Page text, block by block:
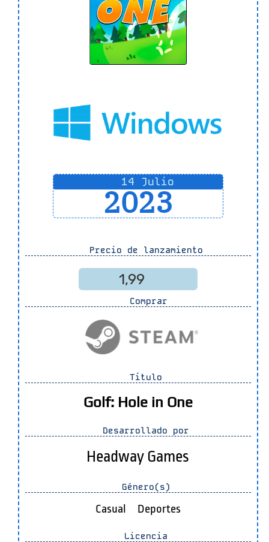
14 Julio
2023
Precio de lanzamiento
1,99
Comprar
Título
Golf: Hole in One
Desarrollado por
Headway Games
Género(s)
Casual Deportes
Licencia